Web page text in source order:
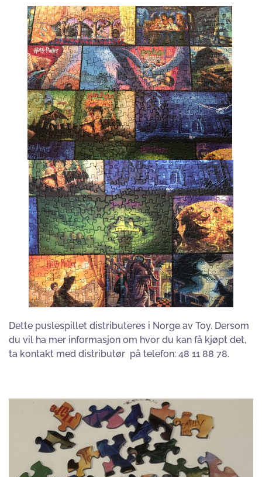
Dette puslespillet distributeres i Norge av Toy. Dersom
du vil ha mer informasjon om hvor du kan få kjøpt det,
ta kontakt med distributør på telefon: 48 11 88 78.